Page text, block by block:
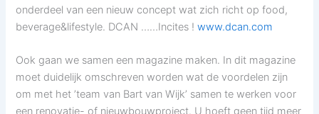
onderdeel van een nieuw concept wat zich richt op food,
beverage&lifestyle. DCAN ……Incites !www.dcan.com
Ook gaan we samen een magazine maken. In dit magazine
moet duidelijk omschreven worden wat de voordelen zijn
om met het ’team van Bart van Wijk’ samen te werken voor
een renovatie- of nieuwbouwproject. U hoeft geen tijd meer